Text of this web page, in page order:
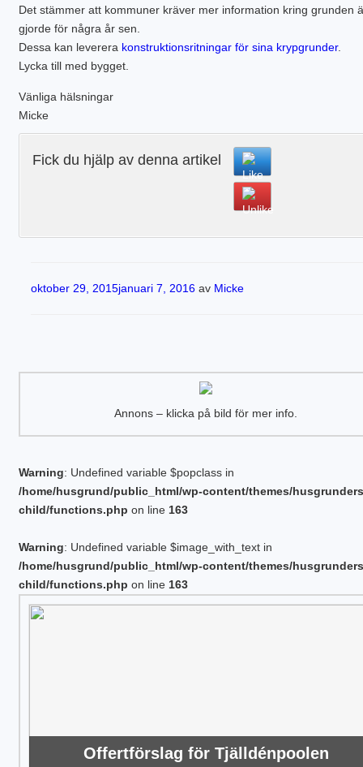
PLINTGRUND
TJÄLDJUP
VATTENBUREN GOLVVÄRME
Det stämmer att kommuner kräver mer information kring grunden
gjorde för några år sen.
Dessa kan leverera konstruktionsritningar för sina krypgrunder.
Lycka till med bygget.
Vänliga hälsningar
Micke
Fick du hjälp av denna artikel
Publicerat
oktober 29, 2015januari 7, 2016 av Micke
Annons – klicka på bild för mer info.
Warning: Undefined variable $popclass in
/home/husgrund/public_html/wp-content/themes/
child/functions.php on line 163
Warning: Undefined variable $image_with_text in
/home/husgrund/public_html/wp-content/themes/
child/functions.php on line 163
Offertförslag för Tjälldénpoolen